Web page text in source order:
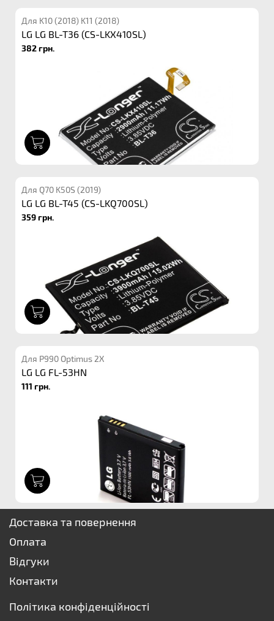
Для K10 (2018) K11 (2018)
LG LG BL-T36 (CS-LKX410SL)
382 грн.
Для Q70 K50S (2019)
LG LG BL-T45 (CS-LKQ700SL)
359 грн.
Для P990 Optimus 2X
LG LG FL-53HN
111 грн.
Доставка та повернення
Оплата
Відгуки
Контакти
Політика конфіденційності